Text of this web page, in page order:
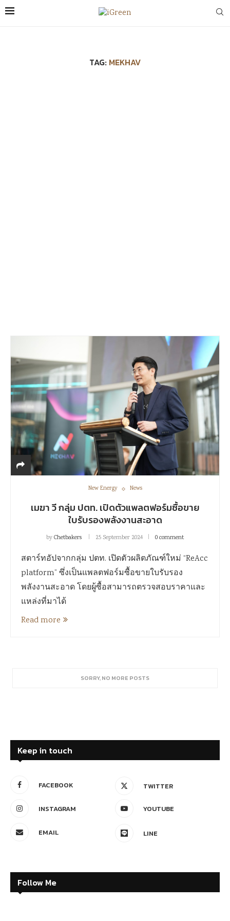
TAG: MEKHAV
New Energy News
เมฆา วี กลุ่ม ปตท. เปิดตัวแพลตฟอร์มซื้อขาย
ใบรับรองพลังงานสะอาด
byChetbakers 25 September 2024 0 comment
สตาร์ทอัปจากกลุ่ม ปตท. เปิดตัวผลิตภัณฑ์ใหม่ “ReAcc
platform” ซึ่งเป็นแพลตฟอร์มซื้อขายใบรับรอง
พลังงานสะอาด โดยผู้ซื้อสามารถตรวจสอบราคาและ
แหล่งที่มาได้
Read more
SORRY, NO MORE POSTS
Keep in touch
FACEBOOK TWITTER
INSTAGRAM YOUTUBE
EMAIL LINE
Follow Me